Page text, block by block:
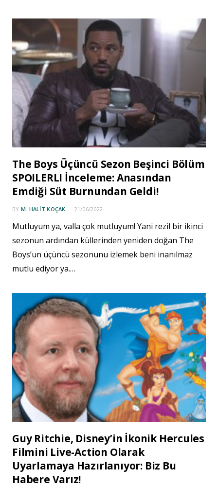
The Boys Üçüncü Sezon Beşinci Bölüm
SPOILERLI İnceleme: Anasından
Emdiği Süt Burnundan Geldi!
BY M. HALIT KOÇAK 21/06/2022
Mutluyum ya, valla çok mutluyum! Yani rezil bir ikinci
sezonun ardından küllerinden yeniden doğan The
Boys’un üçüncü sezonunu izlemek beni inanılmaz
mutlu ediyor ya.…
Guy Ritchie, Disney’in İkonik Hercules
Filmini Live-Action Olarak
Uyarlamaya Hazırlanıyor: Biz Bu
Habere Varız!